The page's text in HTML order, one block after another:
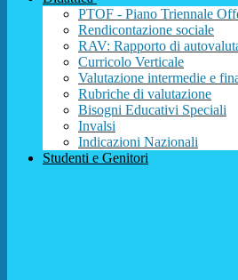
PTOF - Piano Triennale
Rendicontazione sociale
RAV: Rapporto di
Curricolo Verticale
Valutazione intermedie e
Rubriche di valutazione
Bisogni Educativi Speciali
Invalsi
Indicazioni Nazionali
Studenti e Genitori